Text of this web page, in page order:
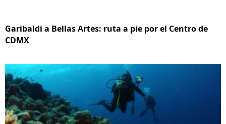
Garibaldi a Bellas Artes: ruta a pie por el Centro de
CDMX